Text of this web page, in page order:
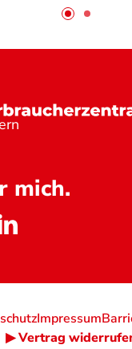
mich.
Impressum
▶ Vertrag